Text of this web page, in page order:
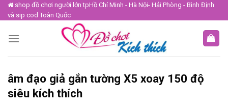
Skip
to
shop đồ chơi người lớn tpHồ Chí Minh - Hà Nội- Hải Phòng - Bình Định
và sip cod Toàn Quốc
âm đạo giả gắn tường X5 xoay 150 độ
siêu kích thích